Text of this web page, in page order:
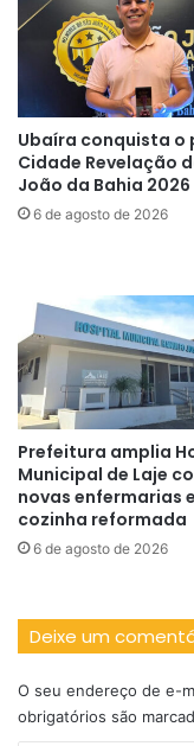
Jesus;
plenário
durante
Sessão
Solene
Ubaíra conquista o
Cidade Revelação
João da Bahia 2026
6 de agosto de 2026
Prefeitura amplia
Municipal de Laje
novas enfermarias e
cozinha reformada
6 de agosto de 2026
Deixe um
O seu endereço de e-
obrigatórios são